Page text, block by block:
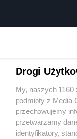
Wydawca mediów
Drogi
My, naszych 1160
podmioty z Media
przechowujemy
przetwarzamy
identyfikatory,